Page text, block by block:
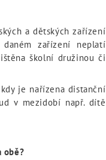
a dětských zařízení
zařízení neplatí
školní družinou či
je nařízena distanční
v mezidobí např. dítě
obě?